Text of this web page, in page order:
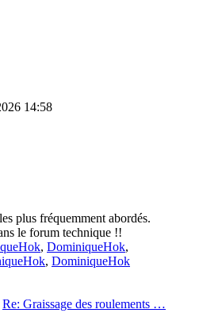
14:58
plus fréquemment abordés.
le forum technique !!
, DominiqueHok,
, DominiqueHok
Re: Graissage des roulements …